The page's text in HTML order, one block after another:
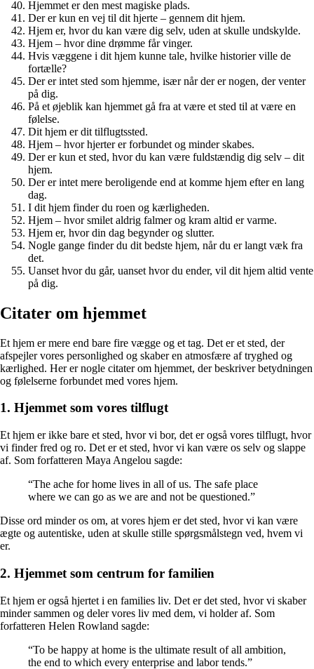
Hjemmet er den mest magiske plads.
Der er kun en vej til dit hjerte – gennem dit hjem.
Hjem er, hvor du kan være dig selv, uden at skulle undskylde.
Hjem – hvor dine drømme får vinger.
Hvis væggene i dit hjem kunne tale, hvilke historier ville de
fortælle?
Der er intet sted som hjemme, især når der er nogen, der venter
på dig.
På et øjeblik kan hjemmet gå fra at være et sted til at være en
følelse.
Dit hjem er dit tilflugtssted.
Hjem – hvor hjerter er forbundet og minder skabes.
Der er kun et sted, hvor du kan være fuldstændig dig selv – dit
hjem.
Der er intet mere beroligende end at komme hjem efter en lang
dag.
I dit hjem finder du roen og kærligheden.
Hjem – hvor smilet aldrig falmer og kram altid er varme.
Hjem er, hvor din dag begynder og slutter.
Nogle gange finder du dit bedste hjem, når du er langt væk fra
det.
Uanset hvor du går, uanset hvor du ender, vil dit hjem altid vente
på dig.
Citater om hjemmet
Et hjem er mere end bare fire vægge og et tag. Det er et sted, der
afspejler vores personlighed og skaber en atmosfære af tryghed og
kærlighed. Her er nogle citater om hjemmet, der beskriver betydningen
og følelserne forbundet med vores hjem.
1. Hjemmet som vores tilflugt
Et hjem er ikke bare et sted, hvor vi bor, det er også vores tilflugt, hvor
vi finder fred og ro. Det er et sted, hvor vi kan være os selv og slappe
af. Som forfatteren Maya Angelou sagde:
“The ache for home lives in all of us. The safe place
where we can go as we are and not be questioned.”
Disse ord minder os om, at vores hjem er det sted, hvor vi kan være
ægte og autentiske, uden at skulle stille spørgsmålstegn ved, hvem vi
er.
2. Hjemmet som centrum for familien
Et hjem er også hjertet i en families liv. Det er det sted, hvor vi skaber
minder sammen og deler vores liv med dem, vi holder af. Som
forfatteren Helen Rowland sagde:
“To be happy at home is the ultimate result of all ambition,
the end to which every enterprise and labor tends.”